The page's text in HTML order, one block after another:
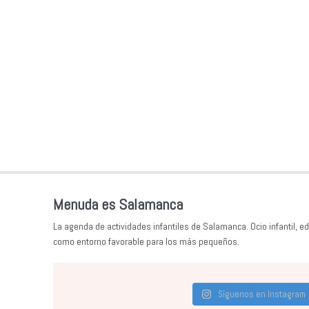
Menuda es Salamanca
La agenda de actividades infantiles de Salamanca. Ocio infantil,
como entorno favorable para los más pequeños.
Síguenos en Instagram